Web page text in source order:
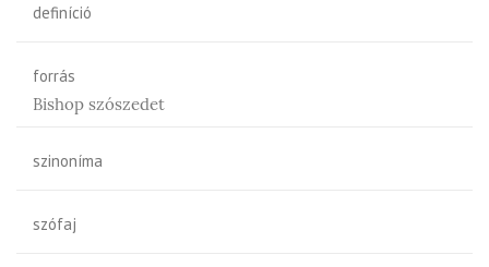
definíció
forrás
Bishop szószedet
szinoníma
szófaj